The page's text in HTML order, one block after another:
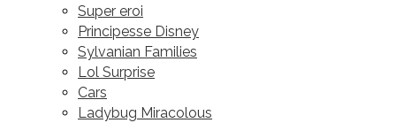
Super eroi
Principesse Disney
Sylvanian Families
Lol Surprise
Cars
Ladybug Miracolous